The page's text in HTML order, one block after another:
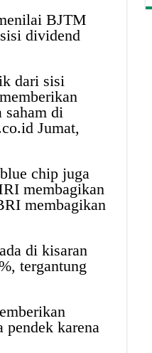
BJTM
dividend
dari sisi
saham di
Jumat,
chip juga
membagikan
membagikan
di kisaran
tergantung
pendek karena